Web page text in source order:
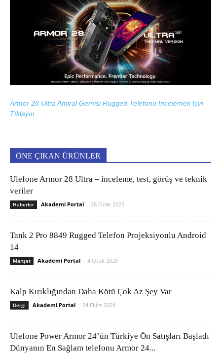
Armor 28 Ultra Amiral Gemisi Rugged Telefonu İncelemek İçin
Tıklayın
ÖNE ÇIKAN ÜRÜNLER
Ulefone Armor 28 Ultra – inceleme, test, görüş ve teknik
veriler
Haberler Akademi Portal - 26 Ocak 2025
Tank 2 Pro 8849 Rugged Telefon Projeksiyonlu Android
14
Manşet Akademi Portal - 4 Ocak 2025
Kalp Kırıklığından Daha Kötü Çok Az Şey Var
Dergi Akademi Portal - 24 Ekim 2024
Ulefone Power Armor 24’ün Türkiye Ön Satışları Başladı
Dünyanın En Sağlam telefonu Armor 24...